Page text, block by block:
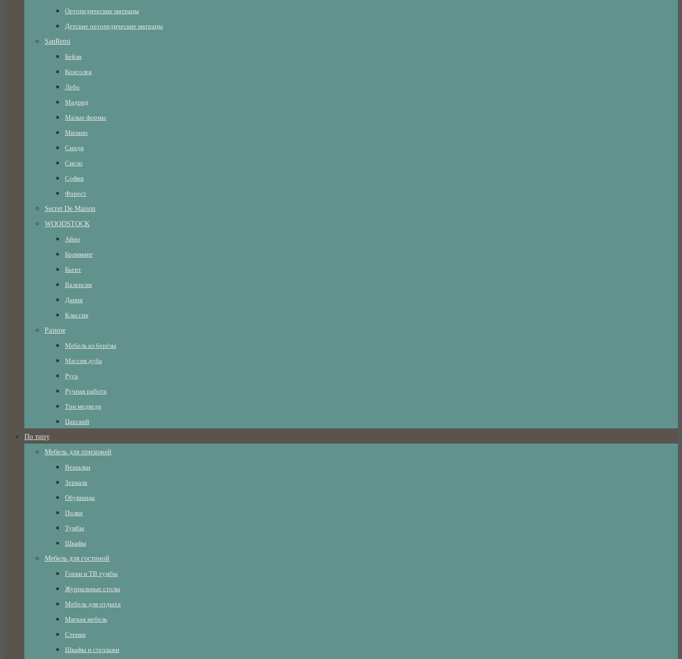
Ортопедические матрацы
Детские ортопедические матрацы
SanRemi
Бейли
Консолеа
Лебо
Мадрид
Малые формы
Милано
Синди
Сиело
София
Форест
Secret De Maison
WOODSTOCK
Айно
Брамминг
Бьерт
Валенсия
Дания
Классик
Разное
Мебель из берёзы
Массив дуба
Русь
Ручная работа
Три медведя
Царский
По типу
Мебель для прихожей
Вешалки
Зеркала
Обувницы
Полки
Тумбы
Шкафы
Мебель для гостиной
Горки и ТВ тумбы
Журнальные столы
Мебель для отдыха
Мягкая мебель
Стенки
Шкафы и стеллажи